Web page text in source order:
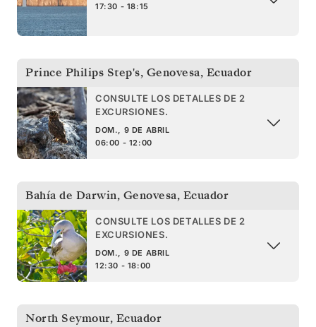
17:30 - 18:15
Prince Philips Step's, Genovesa, Ecuador
CONSULTE LOS DETALLES DE 2
EXCURSIONES.
DOM., 9 DE ABRIL
06:00 - 12:00
Bahía de Darwin, Genovesa, Ecuador
CONSULTE LOS DETALLES DE 2
EXCURSIONES.
DOM., 9 DE ABRIL
12:30 - 18:00
North Seymour, Ecuador